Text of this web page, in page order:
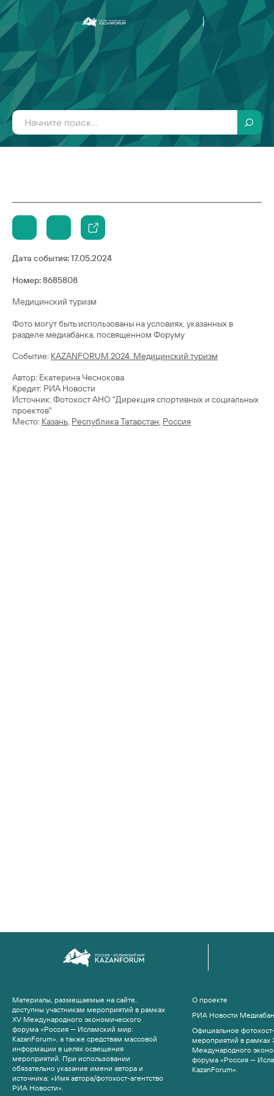
Дата события:17.05.2024
Номер: 8685808
Медицинский туризм
Фото могут быть использованы на условиях, указанных в
разделе медиабанка, посвященном Форуму
Cобытие: KAZANFORUM 2024. Медицинский туризм
Автор: Екатерина Чеснокова
Кредит: РИА Новости
Источник: Фотохост АНО "Дирекция спортивных и социальных
проектов"
Место: Казань, Республика Татарстан, Россия
Материалы, размещаемые на сайте,
доступны участникам мероприятий в рамках
XV Международного экономического
форума «Россия — Исламский мир:
KazanForum», а также средствам массовой
информации в целях освещения
мероприятий. При использовании
обязательно указание имени автора и
источника: «Имя автора/фотохост-агентство
РИА Новости».
О проекте
РИА Новости
Официальное
мероприятий в рамках
Международного
форума «Россия —
KazanForum».